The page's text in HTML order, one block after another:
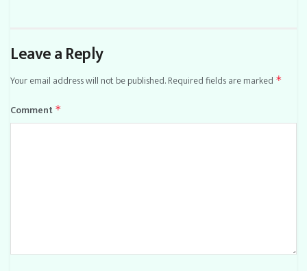
Leave a Reply
Your email address will not be published.Required fields are marked *
Comment *